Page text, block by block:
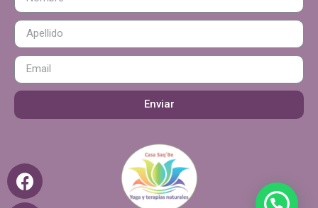
Enviar